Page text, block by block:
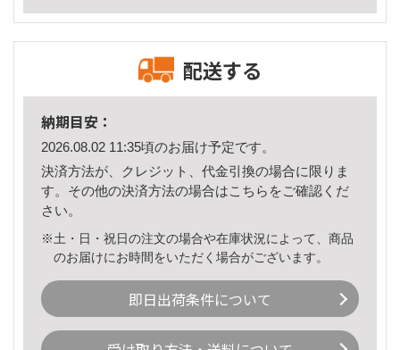
配送する
納期目安：
2026.08.02 11:35頃のお届け予定です。
決済方法が、クレジット、代金引換の場合に限りま
す。その他の決済方法の場合はこちら をご確認くだ
さい。
※土・日・祝日の注文の場合や在庫状況によって、商品
のお届けにお時間をいただく場合がございます。
即日出荷条件について